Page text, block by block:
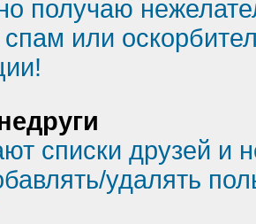
получаю
или
списки друзей и
удалять